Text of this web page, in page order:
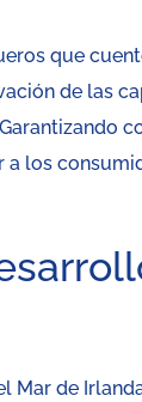
que
de las
los
de